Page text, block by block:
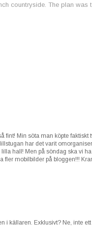
countryside. The plan was
fint! Min söta man köpte
har det varit
hall! Men på söndag ska vi
fler mobilbilder på bloggen!!!
i källaren. Exklusivt? Ne, inte ett